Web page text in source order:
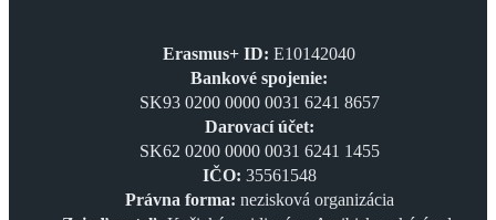
Erasmus+ ID: E10142040
Bankové spojenie:
SK93 0200 0000 0031 6241 8657
Darovací účet:
SK62 0200 0000 0031 6241 1455
IČO: 35561548
Právna forma: nezisková organizácia